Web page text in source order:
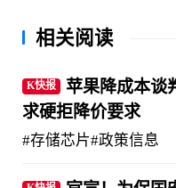
相关阅读
K快报
苹果降成本谈
求硬拒降价要求
#存储芯片#政策信息